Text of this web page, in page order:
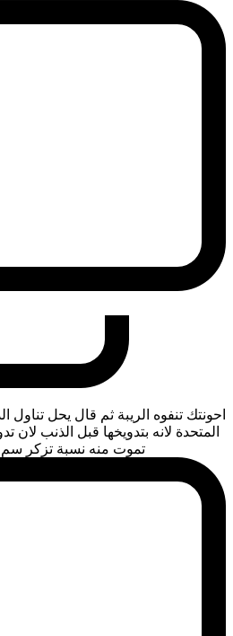
احونتك تنفوه الريبة ثم قال يحل تناول
المتحدة لانه بتدويخها قبل الذنب لان
تموت منه نسبة تزكر